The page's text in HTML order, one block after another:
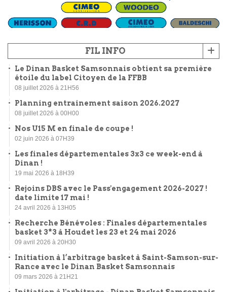
FIL INFO
Le Dinan Basket Samsonnais obtient sa première
étoile du label Citoyen de la FFBB
08 juillet 2026 à 21H56
Planning entrainement saison 2026.2027
08 juillet 2026 à 00H00
Nos U15 M en finale de coupe !
02 juin 2026 à 07H39
Les finales départementales 3x3 ce week-end à
Dinan !
19 mai 2026 à 18H39
Rejoins DBS avec le Pass'engagement 2026-2027 !
date limite 17 mai !
24 avril 2026 à 13H05
Recherche Bénévoles : Finales départementales
basket 3*3 à Houdet les 23 et 24 mai 2026
09 avril 2026 à 20H30
Initiation à l’arbitrage basket à Saint-Samson-sur-
Rance avec le Dinan Basket Samsonnais
09 mars 2026 à 21H21